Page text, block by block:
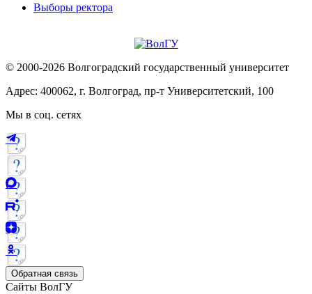
Выборы ректора
© 2000-2026 Волгоградский государственный университет
Адрес: 400062, г. Волгоград, пр-т Университетский, 100
Мы в соц. сетях
Обратная связь
Сайты ВолГУ